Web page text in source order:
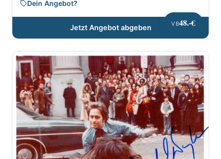
VB48.-€
Dein Angebot?
Jetzt Angebot abgeben